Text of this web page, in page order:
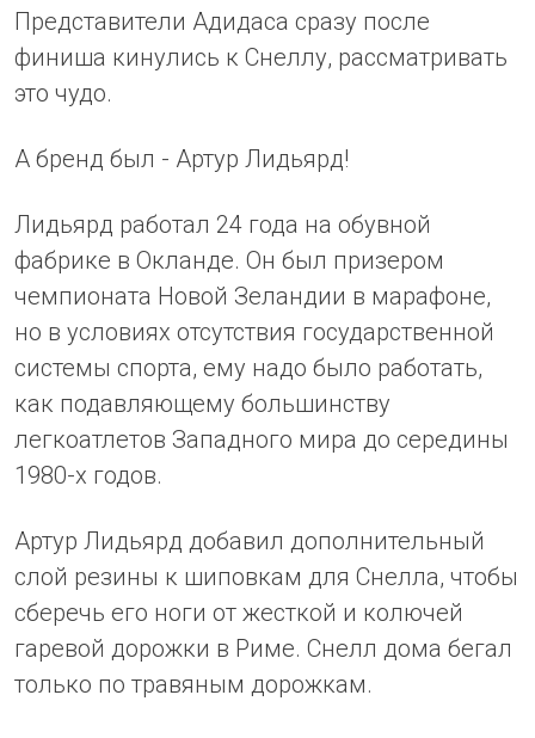
Представители Адидаса сразу после
финиша кинулись к Снеллу, рассматривать
это чудо.
А бренд был - Артур Лидьярд!
Лидьярд работал 24 года на обувной
фабрике в Окланде. Он был призером
чемпионата Новой Зеландии в марафоне,
но в условиях отсутствия государственной
системы спорта, ему надо было работать,
как подавляющему большинству
легкоатлетов Западного мира до середины
1980-х годов.
Артур Лидьярд добавил дополнительный
слой резины к шиповкам для Снелла, чтобы
сберечь его ноги от жесткой и колючей
гаревой дорожки в Риме. Снелл дома бегал
только по травяным дорожкам.